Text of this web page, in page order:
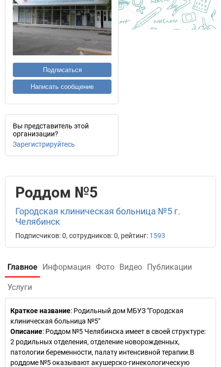
Подписаться
Написать сообщение
Вы представитель этой
организации?
Зарегистрируйтесь
Роддом №5
Городская клиническая больница №5 г.
Челябинск
Подписчиков: 0, сотрудников: 0, рейтинг: 1593
Главное Информация Фото Видео Публикации
Услуги
Краткое название: Родильный дом МБУЗ "Городская
клиническая больница №5"
Описание: Роддом №5 Челябинска имеет в своей структуре:
2 родильных отделения, отделение новорожденных,
патологии беременности, палату интенсивной терапии.В
роддоме №5 оказывают акушерско-гинекологическую